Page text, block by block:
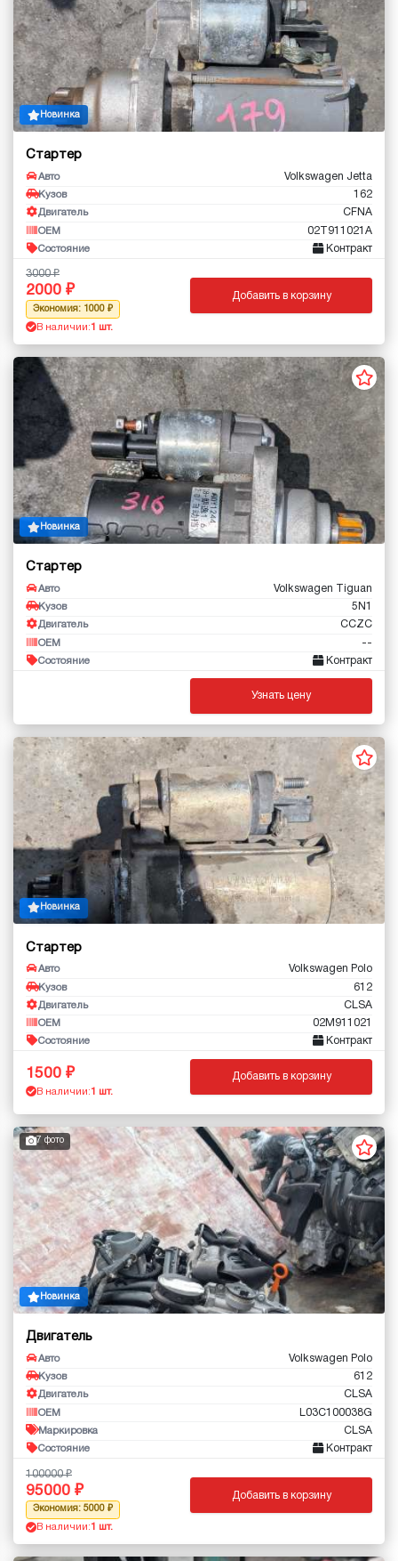
Новинка
Стартер
Авто Volkswagen Jetta
Кузов 162
Двигатель CFNA
OEM 02T911021A
Состояние Контракт
3000
2000
Экономия: 1000
В наличии: 1 шт.
Добавить в корзину
Новинка
Стартер
Авто Volkswagen Tiguan
Кузов 5N1
Двигатель CCZC
OEM --
Состояние Контракт
Узнать цену
Новинка
Стартер
Авто Volkswagen Polo
Кузов 612
Двигатель CLSA
OEM 02M911021
Состояние Контракт
1500
В наличии: 1 шт.
Добавить в корзину
7 фото
Новинка
Двигатель
Авто Volkswagen Polo
Кузов 612
Двигатель CLSA
OEM L03C100038G
Маркировка CLSA
Состояние Контракт
100000
95000
Экономия: 5000
В наличии: 1 шт.
Добавить в корзину